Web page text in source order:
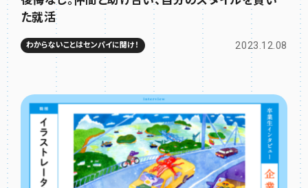
た就活
わからないことはセンパイに聞け！ 2023.12.08